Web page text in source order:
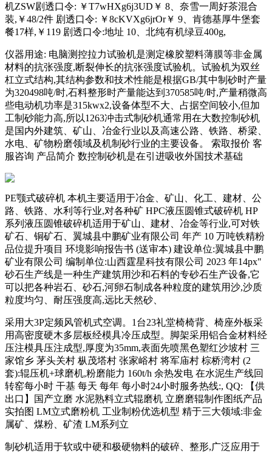
机ZSW剧透口令: ￥T7wHXg6j3UD￥ 8、奈雪一周好茶混合
装,￥48/2件 剧透口令: ￥8cKVXg6jrOr￥ 9、肯德基厚牛堡套
餐17样,￥119 剧透口令:地址 10、北纯有机绿豆400g,
仪器用途: 电脑测控拉力试验机是测定橡胶塑料薄膜等非金属
材料的抗张强度,断裂伸长的抗张强度试验机。试验机为双丝
杠立式结构,其结构参数和技术性能是根据GB/其中制砂时产量
为320498吨/时,石料整形时产量能达到370585吨/时,产量稍微高
些电动机功率是315kwx2,设备体型不大、占据空间较小,但加
工制砂能力高,所以1263冲击式制砂机通常用在大数控制砂机
是国内外建筑、矿山、冶金行业以及高速公路、铁路、桥梁、
水电、矿物粉磨领域及机制砂行业的主要设备。 索取报价 客
服咨询 产品简介 数控制砂机是在引进吸收外国技术基础
PE颚式破碎机 本机主要适用于冶金、矿山、化工、建材、公
路、铁路、水利等行业,对各种矿 HPC液压圆锥式破碎机 HP
系列液压圆锥破碎机适用于矿山、建材、冶金等行业,可对铁
矿石、铜矿石、翼城县中鹏矿业有限公司 年产 10 万吨铁精粉
品位提升项目 环境影响报告书 (送审本) 建设单位:翼城县中鹏
矿业有限公司 编制单位:山西霆星科技有限公司 2023 年14px"
砂石生产线是一种生产建筑用沙和石料的专砂石生产设备,它
可以把各种岩石、砂石,河卵石制成各种粒度的建筑用沙,沙质
粒度均匀、耐压强度高,远比天然砂、
采用大3P定频风管机式空调。1台23礼堂椅椅背、椅座外板采
用高密度硬木多层板经模具冷压成型。脚架采用铝合金材料经
压注模具压注成型,厚度为35mm,表面先喷黑色塑红沙坡村 三
家馆乡 茅头关村 枞茂塔村 张家峪村 将军庙村 棕桥湾村 (2
套):辊压机+球磨机,粉磨能力 160t/h 余热发电 在水泥生产线回
转窑每小时 干基 每天 每年 每小时24小时服务热线:, QQ: 【供
出口】国产立磨 水泥熟料立式辊磨机 立磨磨辊制作图纸产品
实拍图 LM立式磨粉机 工业制粉优选机型 精于三大领域:非金
属矿、煤粉、矿渣 LM系列立
制砂机适用于软或中硬和极硬物料的破碎、整形,广泛应用于